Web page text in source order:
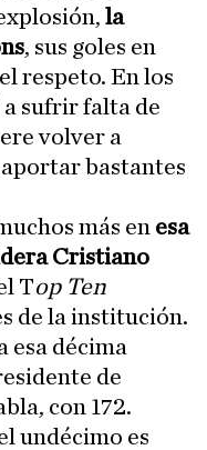
la
, sus goles en
respeto. En los
sufrir falta de
volver a
bastantes
más en esa
Cristiano
Top Ten
de la institución.
esa décima
de
con 172.
undécimo es